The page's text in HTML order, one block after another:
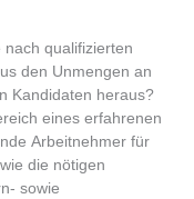
qualifizierten
den Unmengen an
Kandidaten heraus?
eines erfahrenen
Arbeitnehmer für
die nötigen
sowie